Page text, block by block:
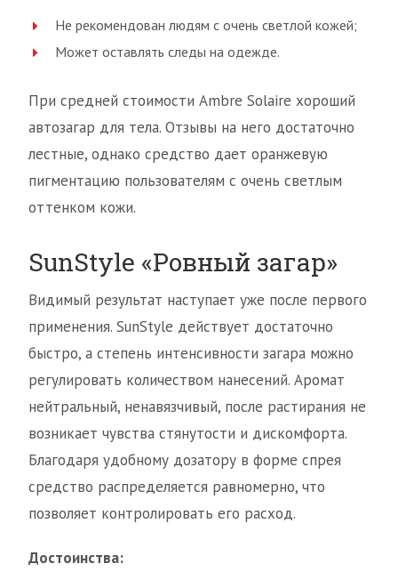
Не рекомендован людям с очень светлой кожей;
Может оставлять следы на одежде.
При средней стоимости Ambre Solaire хороший
автозагар для тела. Отзывы на него достаточно
лестные, однако средство дает оранжевую
пигментацию пользователям с очень светлым
оттенком кожи.
SunStyle «Ровный загар»
Видимый результат наступает уже после первого
применения. SunStyle действует достаточно
быстро, а степень интенсивности загара можно
регулировать количеством нанесений. Аромат
нейтральный, ненавязчивый, после растирания не
возникает чувства стянутости и дискомфорта.
Благодаря удобному дозатору в форме спрея
средство распределяется равномерно, что
позволяет контролировать его расход.
Достоинства: